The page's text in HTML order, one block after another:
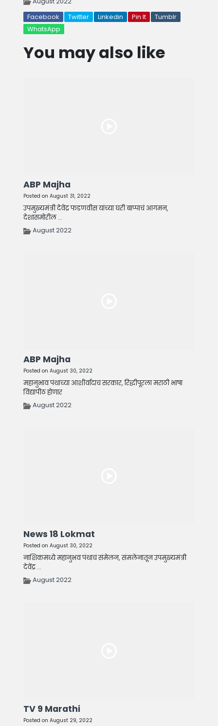
Facebook
Twitter Linkedin Pin It
Tumblr
WhatsApp
You may also like
ABP Majha
Posted on August 31, 2022
उपमुख्यमंत्री देवेंद्र फडणवीस यांच्या घरी बाप्पाचं आगमन,
देशासमोरील ...
August 2022
ABP Majha
Posted on August 30, 2022
महानुभाव पंथाच्या आशीर्वादाच सरकार, रिद्धीपूरला मराठी भाषा
विद्यापीठ होणार
August 2022
News 18 Lokmat
Posted on August 30, 2022
नाशिकमध्ये महानुभव पंथाचं संमेलन, संमलेनातून उपमुख्यमंत्री
देवेंद्र ...
August 2022
TV 9 Marathi
Posted on August 29, 2022